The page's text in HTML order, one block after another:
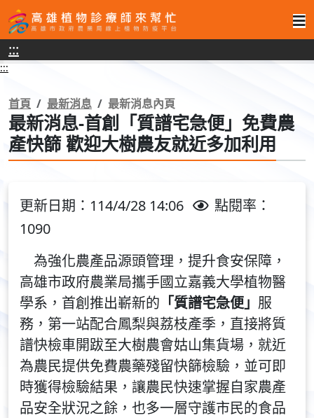
高
雄
植
物
診
療
來
幫
:::
:::
最新消息-首創「質譜宅急便」免費農
產快篩 歡迎大樹農友就近多加利用
首頁 最新消息 最新消息內頁
更新日期：114/4/28 14:06
點閱率：
1090
為強化農產品源頭管理，提升食安保障，
高雄市政府農業局攜手國立嘉義大學植物醫
學系，首創推出嶄新的 「質譜宅急便」 服
務，第一站配合鳳梨與荔枝產季，直接將質
譜快檢車開跋至大樹農會姑山集貨場，就近
為農民提供免費農藥殘留快篩檢驗，並可即
時獲得檢驗結果，讓農民快速掌握自家農產
品安全狀況之餘，也多一層守護市民的食品